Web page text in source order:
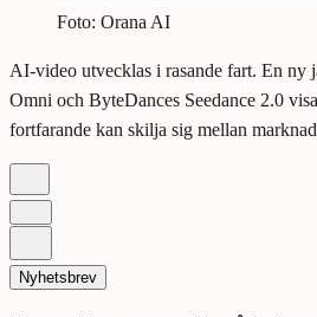
Foto: Orana AI
AI-video utvecklas i rasande fart. En ny
Omni och ByteDances Seedance 2.0
fortfarande kan skilja sig mellan
Nyhetsbrev